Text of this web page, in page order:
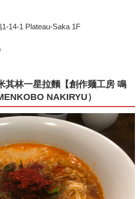
14-1 Plateau-Saka 1F
其林一星拉麵【創作麺工房 鳴
NAKIRYU）